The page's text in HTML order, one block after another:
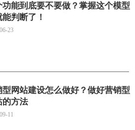
功能到底要不要做？掌握这个模型
判断了！
23
型网站建设怎么做好？做好营销型
的方法
11